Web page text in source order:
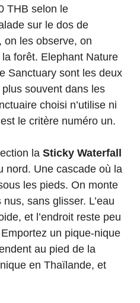
THB selon le
sur le dos de
on les observe, on
forêt. Elephant Nature
Sanctuary sont les deux
souvent dans les
choisi n’utilise ni
le critère numéro un.
la Sticky Waterfall
nord. Une cascade où la
les pieds. On monte
sans glisser. L’eau
et l’endroit reste peu
un pique-nique
au pied de la
en Thaïlande, et